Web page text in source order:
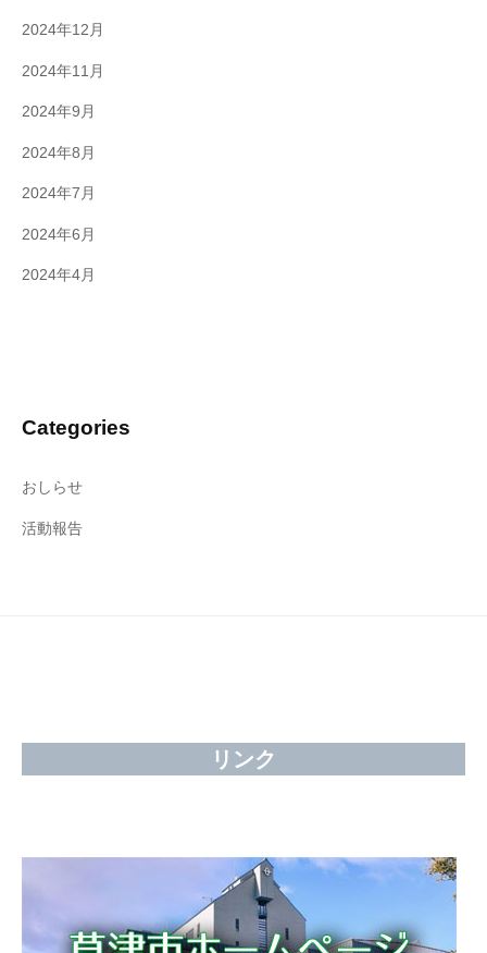
2024年12月
2024年11月
2024年9月
2024年8月
2024年7月
2024年6月
2024年4月
Categories
おしらせ
活動報告
リンク